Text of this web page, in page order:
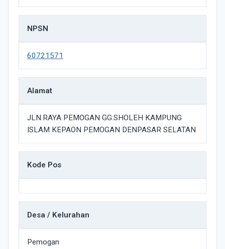
NPSN
60721571
Alamat
JLN.RAYA PEMOGAN GG.SHOLEH KAMPUNG
ISLAM KEPAON PEMOGAN DENPASAR SELATAN
Kode Pos
Desa / Kelurahan
Pemogan